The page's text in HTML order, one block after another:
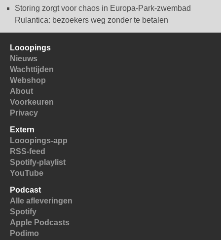
Storing zorgt voor chaos in Europa-Park-zwembad
Rulantica: bezoekers weg zonder te betalen
Looopings
Nieuws
Wachttijden
Webshop
About
Voorkeuren
Privacy
Extern
Looopings-app
RSS-feed
Spotify-playlist
YouTube
Podcast
Alle afleveringen
Spotify
Apple Podcasts
Podimo